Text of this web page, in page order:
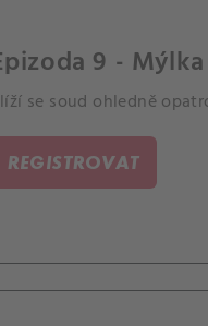
9 - Mýlka
se soud ohledně
REGISTROVAT